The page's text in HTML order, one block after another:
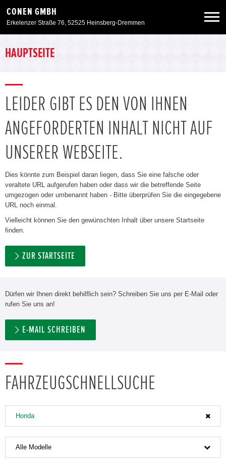
CONEN GMBH
Erkelenzer Straße 76, 52525 Heinsberg-Dremmen
Neuwagen
Angebote
Unser Autohaus
Zurück zur Portalseite
HAUPTSEITE
LEIDER GIBT ES DEN VON IHNEN
ANGEFORDERTEN INHALT NICHT AUF
UNSERER WEBSEITE.
Dies könnte zum Beispiel daran liegen, dass Sie eine falsche oder
veraltete URL aufgerufen haben oder dass wir die betreffende Seite
umgezogen oder umbenannt haben - Bitte überprüfen Sie die eingegebene
URL noch einmal.
Vielleicht können Sie den gewünschten Inhalt über unsere Startseite
finden.
ZUR STARTSEITE
Dürfen wir Ihnen direkt behilflich sein? Schreiben Sie uns per E-Mail oder
rufen Sie uns an!
E-MAIL SCHREIBEN
FAHRZEUGSCHNELLSUCHE
Honda
Alle Modelle